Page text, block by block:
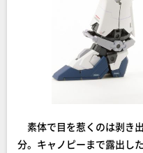
素体で目を惹くのは剥き
分。キャノピーまで露出し